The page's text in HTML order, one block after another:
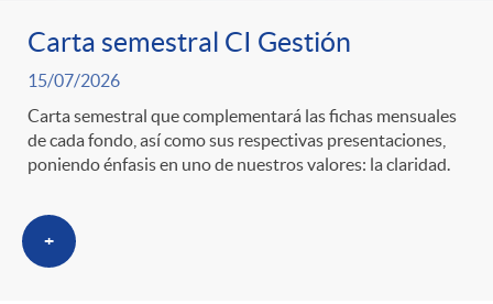
c
a
d
o
Carta semestral CI Gestión
15/07/2026
Carta semestral que complementará las fichas mensuales
de cada fondo, así como sus respectivas presentaciones,
poniendo énfasis en uno de nuestros valores: la claridad.
+